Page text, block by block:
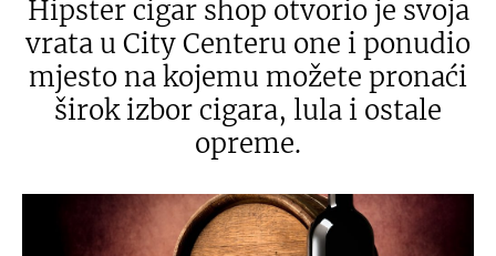
Hipster cigar shop otvorio je svoja
vrata u City Centeru one i ponudio
mjesto na kojemu možete pronaći
širok izbor cigara, lula i ostale
opreme.